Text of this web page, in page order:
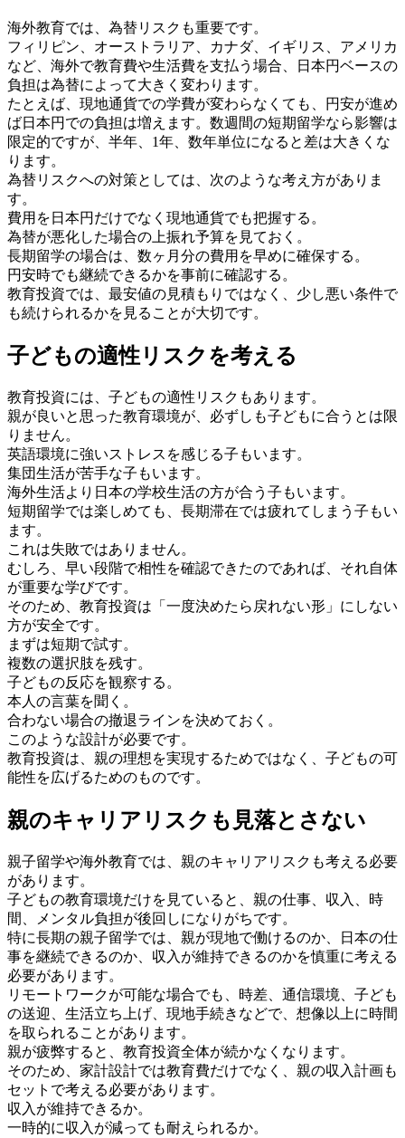
海外教育では、為替リスクも重要です。
フィリピン、オーストラリア、カナダ、イギリス、アメリカ
など、海外で教育費や生活費を支払う場合、日本円ベースの
負担は為替によって大きく変わります。
たとえば、現地通貨での学費が変わらなくても、円安が進め
ば日本円での負担は増えます。数週間の短期留学なら影響は
限定的ですが、半年、1年、数年単位になると差は大きくな
ります。
為替リスクへの対策としては、次のような考え方がありま
す。
費用を日本円だけでなく現地通貨でも把握する。
為替が悪化した場合の上振れ予算を見ておく。
長期留学の場合は、数ヶ月分の費用を早めに確保する。
円安時でも継続できるかを事前に確認する。
教育投資では、最安値の見積もりではなく、少し悪い条件で
も続けられるかを見ることが大切です。
子どもの適性リスクを考える
教育投資には、子どもの適性リスクもあります。
親が良いと思った教育環境が、必ずしも子どもに合うとは限
りません。
英語環境に強いストレスを感じる子もいます。
集団生活が苦手な子もいます。
海外生活より日本の学校生活の方が合う子もいます。
短期留学では楽しめても、長期滞在では疲れてしまう子もい
ます。
これは失敗ではありません。
むしろ、早い段階で相性を確認できたのであれば、それ自体
が重要な学びです。
そのため、教育投資は「一度決めたら戻れない形」にしない
方が安全です。
まずは短期で試す。
複数の選択肢を残す。
子どもの反応を観察する。
本人の言葉を聞く。
合わない場合の撤退ラインを決めておく。
このような設計が必要です。
教育投資は、親の理想を実現するためではなく、子どもの可
能性を広げるためのものです。
親のキャリアリスクも見落とさない
親子留学や海外教育では、親のキャリアリスクも考える必要
があります。
子どもの教育環境だけを見ていると、親の仕事、収入、時
間、メンタル負担が後回しになりがちです。
特に長期の親子留学では、親が現地で働けるのか、日本の仕
事を継続できるのか、収入が維持できるのかを慎重に考える
必要があります。
リモートワークが可能な場合でも、時差、通信環境、子ども
の送迎、生活立ち上げ、現地手続きなどで、想像以上に時間
を取られることがあります。
親が疲弊すると、教育投資全体が続かなくなります。
そのため、家計設計では教育費だけでなく、親の収入計画も
セットで考える必要があります。
収入が維持できるか。
一時的に収入が減っても耐えられるか。